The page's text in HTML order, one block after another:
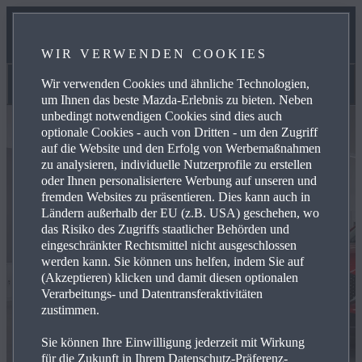
Unser Team
KONTAKT
WIR VERWENDEN COOKIES
Wir verwenden Cookies und ähnliche Technologien,
um Ihnen das beste Mazda-Erlebnis zu bieten. Neben
unbedingt notwendigen Cookies sind dies auch
optionale Cookies - auch von Dritten - um den Zugriff
auf die Website und den Erfolg von Werbemaßnahmen
zu analysieren, individuelle Nutzerprofile zu erstellen
oder Ihnen personalisiertere Werbung auf unseren und
fremden Websites zu präsentieren. Dies kann auch in
Ländern außerhalb der EU (z.B. USA) geschehen, wo
das Risiko des Zugriffs staatlicher Behörden und
eingeschränkter Rechtsmittel nicht ausgeschlossen
werden kann. Sie können uns helfen, indem Sie auf
(Akzeptieren) klicken und damit diesen optionalen
Verarbeitungs- und Datentransferaktivitäten
zustimmen.
Sie können Ihre Einwilligung jederzeit mit Wirkung
für die Zukunft in Ihrem Datenschutz-Präferenz-